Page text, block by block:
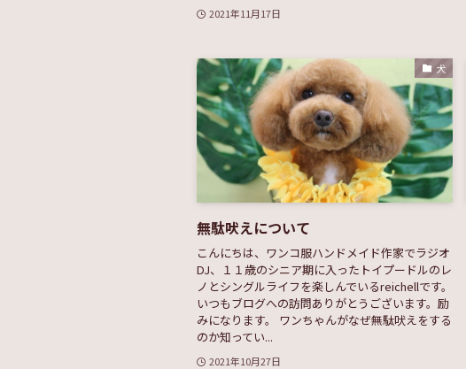
2021年11月17日
犬
無駄吠えについて
こんにちは、ワンコ服ハンドメイド作家でラジオ
DJ、１１歳のシニア期に入ったトイプードルのレ
ノとシングルライフを楽しんでいるreichellです。
いつもブログへの訪問ありがとうございます。励
みになります。 ワンちゃんがなぜ無駄吠えをする
のか知ってい...
2021年10月27日